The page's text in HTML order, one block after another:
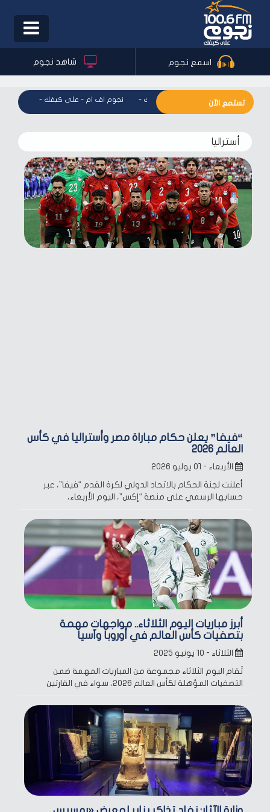
Toggle
اسمع نجوم شاهد نجوم
تستمع الآن - نجوم اف ام - على كيفك -نجوم اف ام - على كيفك نجوم
أستراليا
“فيفا” يعلن حكام مباراة مصر وأستراليا في كأس
العالم 2026
الأربعاء - ٠١ يوليو ٢٠٢٦
أعلنت لجنة الحكام بالاتحاد الدولي لكرة القدم “فيفا”، عبر
حسابها الرسمي على منصة “إكس”، اليوم الأربعاء،
أبرز مباريات اليوم الثلاثاء.. مواجهات مهمة
بتصفيات كأس العالم في أوروبا وآسيا
الثلاثاء - ١٠ يونيو ٢٠٢٥
تُقام اليوم الثلاثاء مجموعة من المباريات المهمة ضمن
التصفيات المؤهلة لكأس العالم 2026، سواء في القارتين